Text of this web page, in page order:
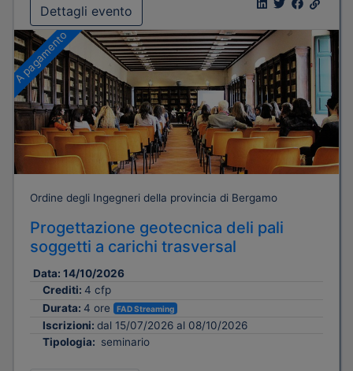
Dettagli evento
A pagamento
Ordine degli Ingegneri della provincia di Bergamo
Progettazione geotecnica deli pali
soggetti a carichi trasversal
Data: 14/10/2026
Crediti: 4 cfp
Durata: 4 ore FAD Streaming
Iscrizioni: dal 15/07/2026 al 08/10/2026
Tipologia: seminario